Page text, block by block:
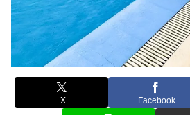
X Facebook